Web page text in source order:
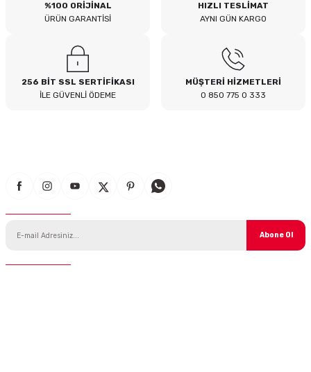
%100 ORİJİNAL
ÜRÜN GARANTİSİ
HIZLI TESLİMAT
AYNI GÜN KARGO
256 BİT SSL SERTİFİKASI
İLE GÜVENLİ ÖDEME
MÜŞTERİ HİZMETLERİ
0 850 775 0 333
Abone Ol